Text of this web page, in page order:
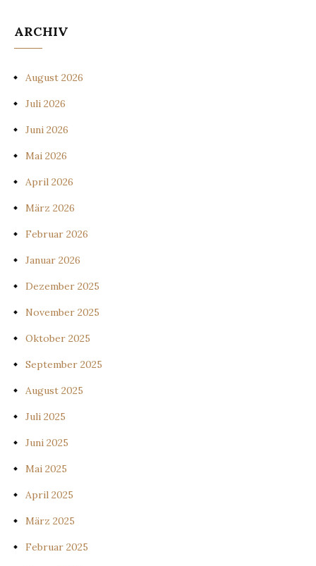
ARCHIV
August 2026
Juli 2026
Juni 2026
Mai 2026
April 2026
März 2026
Februar 2026
Januar 2026
Dezember 2025
November 2025
Oktober 2025
September 2025
August 2025
Juli 2025
Juni 2025
Mai 2025
April 2025
März 2025
Februar 2025